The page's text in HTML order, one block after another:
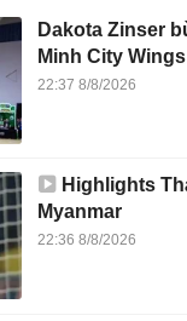
Dakota Zinser
Minh City
22:37 8/8/2026
Highlights
Myanmar
22:36 8/8/2026